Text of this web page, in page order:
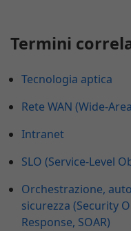
Termini
Tecnologia aptica
Rete WAN (Wide-
Intranet
SLO (Service-Level
Orchestrazione,
sicurezza (Security
Response, SOAR)